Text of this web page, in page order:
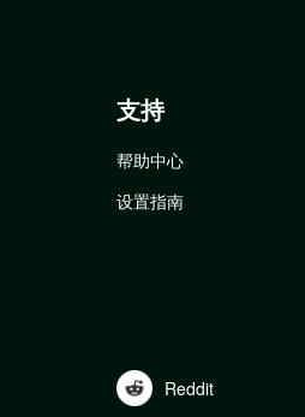
支持
帮助中心
设置指南
Reddit